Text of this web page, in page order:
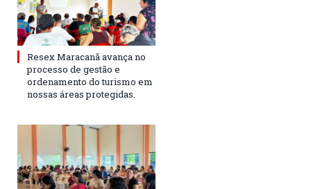
Resex Maracanã avança no
processo de gestão e
ordenamento do turismo em
nossas áreas protegidas.